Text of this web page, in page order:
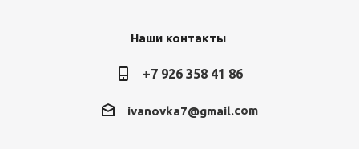
Наши контакты
+7 926 358 41 86
ivanovka7@gmail.com